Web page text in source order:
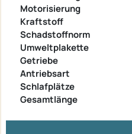
Motorisierung
Kraftstoff
Schadstoffnorm
Umweltplakette
Getriebe
Antriebsart
Schlafplätze
Gesamtlänge